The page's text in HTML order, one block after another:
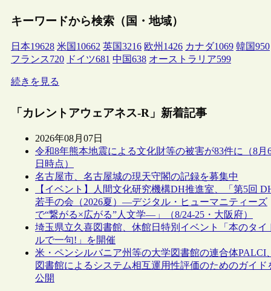
キーワードから検索（国・地域）
日本19628 米国 10662 英国3216 欧州 1426 カナダ1069 韓国950
フランス720 ドイツ681 中国638 オーストラリア599
続きを見る
「カレントアウェアネス-R」新着記事
2026年08月07日
令和8年熊本地震による文化財等の被害が83件に（8月
日時点）
名古屋市、名古屋城の現天守閣の記録を募集中
【イベント】人間文化研究機構DH推進室、「第5回
若手の会（2026夏）―デジタル・ヒューマニティーズ
で“繋がる×広がる”人文学―」（8/24-25・大阪府）
埼玉県立久喜図書館、休館日特別イベント「本のタイ
ルで一句!」を開催
米・ペンシルバニア州等の大学図書館の連合体PALCI、
図書館によるシステム相互運用性評価のためのガイド
公開